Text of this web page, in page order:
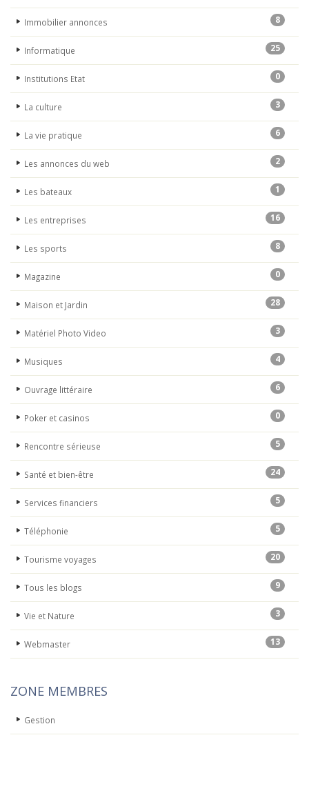
Immobilier annonces 8
Informatique 25
Institutions Etat 0
La culture 3
La vie pratique 6
Les annonces du web 2
Les bateaux 1
Les entreprises 16
Les sports 8
Magazine 0
Maison et Jardin 28
Matériel Photo Video 3
Musiques 4
Ouvrage littéraire 6
Poker et casinos 0
Rencontre sérieuse 5
Santé et bien-être 24
Services financiers 5
Téléphonie 5
Tourisme voyages 20
Tous les blogs 9
Vie et Nature 3
Webmaster 13
ZONE MEMBRES
Gestion